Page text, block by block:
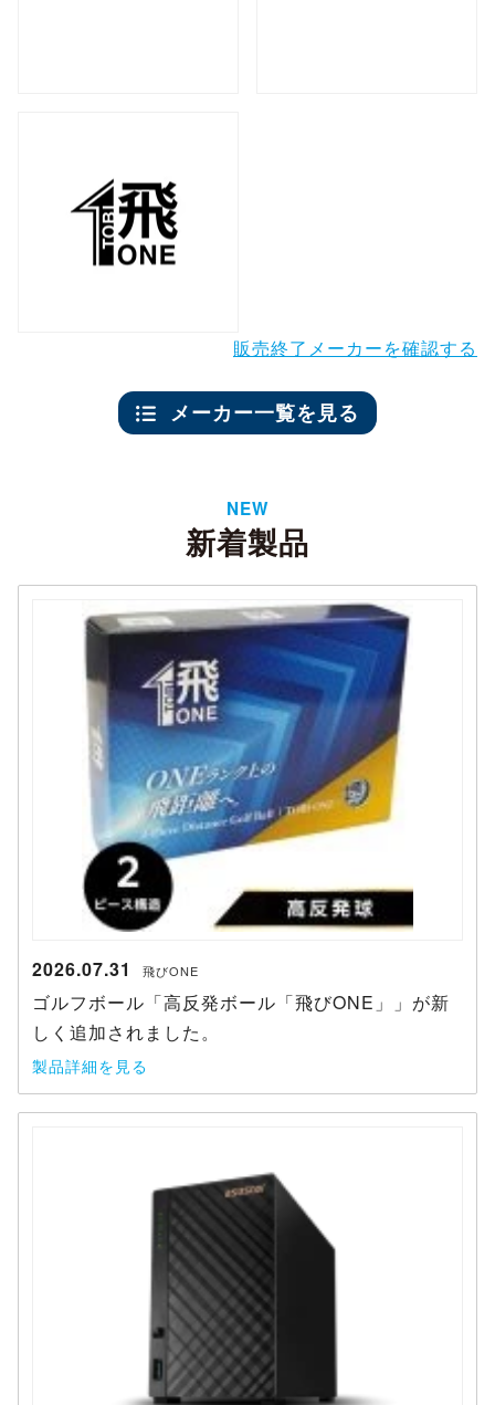
販売終了メーカーを確認する
メーカー一覧を見る
NEW
新着製品
2026.07.31 飛びONE
ゴルフボール「高反発ボール「飛びONE」」が新
しく追加されました。
製品詳細を見る